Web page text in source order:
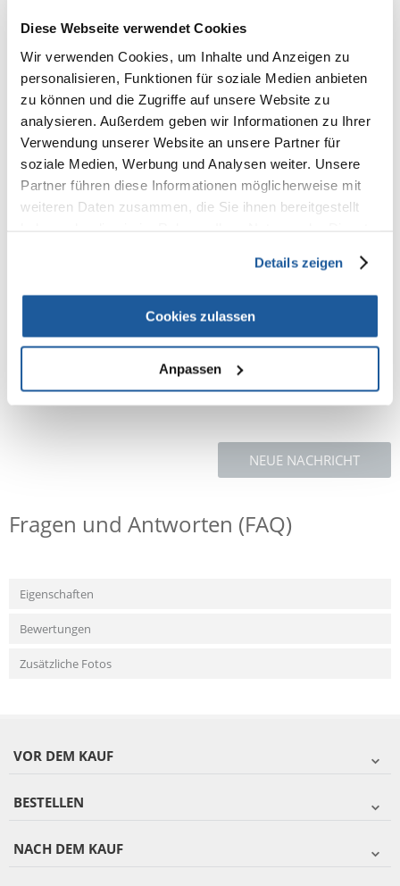
Diese Webseite verwendet Cookies
Wir verwenden Cookies, um Inhalte und Anzeigen zu
personalisieren, Funktionen für soziale Medien anbieten
zu können und die Zugriffe auf unsere Website zu
analysieren. Außerdem geben wir Informationen zu Ihrer
Verwendung unserer Website an unsere Partner für
soziale Medien, Werbung und Analysen weiter. Unsere
Partner führen diese Informationen möglicherweise mit
weiteren Daten zusammen, die Sie ihnen bereitgestellt
Details zeigen
Cookies zulassen
Anpassen
Recommend
REZENSION VERFASSEN
Produktbeschreibung
Für Hunde bis max. 20 kg
Reflektierende Komponenten
Es gibt Momente, da reicht ein Bruchteil von einer Sekunde, um alles auf
den Kopf zu stellen. Gut, wenn man sich auf ein Bremssystem verlassen
kann, das nicht nur intuitiv zu bedienen ist, sondern auch im Bruchteil
NEUE NACHRICHT
Fragen und Antworten (FAQ)
Eigenschaften
Bewertungen
Zusätzliche Fotos
VOR DEM KAUF
BESTELLEN
NACH DEM KAUF